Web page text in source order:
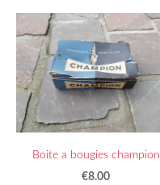
Boite a bougies champion
€8.00